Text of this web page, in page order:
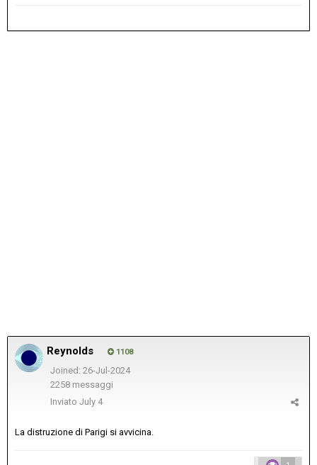
Reynolds 1108
Joined: 26-Jul-2024
2258 messaggi
Inviato July 4
La distruzione di Parigi si avvicina.